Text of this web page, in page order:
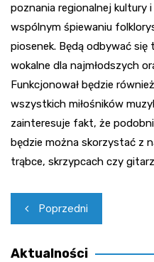
poznania regionalnej kultury
wspólnym śpiewaniu
piosenek. Będą odbywać
wokalne dla najmłodszych
Funkcjonował będzie
wszystkich miłośników
zainteresuje fakt, że
będzie można skorzystać z
trąbce, skrzypcach czy
Nawigacja
wpisu
Poprzedni
Aktualności